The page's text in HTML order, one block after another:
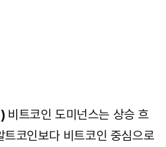
비트코인 도미넌스는 상승 흐
코인보다 비트코인 중심으로